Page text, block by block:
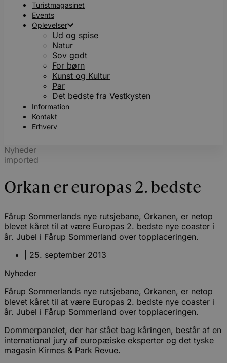
Turistmagasinet
Events
Oplevelser
Ud og spise
Natur
Sov godt
For børn
Kunst og Kultur
Par
Det bedste fra Vestkysten
Information
Kontakt
Erhverv
Nyheder
imported
Orkan er europas 2. bedste
Fårup Sommerlands nye rutsjebane, Orkanen, er netop
blevet kåret til at være Europas 2. bedste nye coaster i
år. Jubel i Fårup Sommerland over topplaceringen.
25. september 2013
Nyheder
Fårup Sommerlands nye rutsjebane, Orkanen, er netop
blevet kåret til at være Europas 2. bedste nye coaster i
år. Jubel i Fårup Sommerland over topplaceringen.
Dommerpanelet, der har stået bag kåringen, består af en
international jury af europæiske eksperter og det tyske
magasin Kirmes & Park Revue.